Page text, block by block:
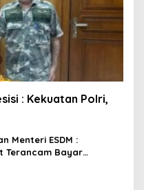
: Kekuatan Polri,
Menteri ESDM :
Terancam Bayar